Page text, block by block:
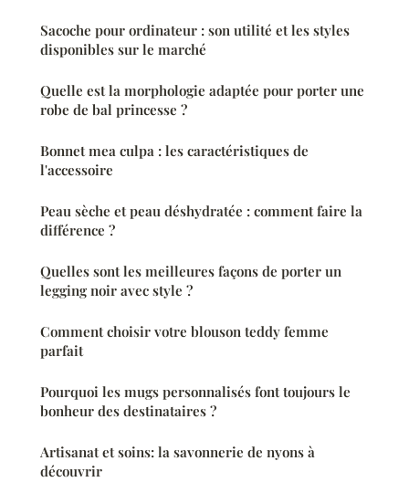
Sacoche pour ordinateur : son utilité et les styles
disponibles sur le marché
Quelle est la morphologie adaptée pour porter une
robe de bal princesse ?
Bonnet mea culpa : les caractéristiques de
l'accessoire
Peau sèche et peau déshydratée : comment faire la
différence ?
Quelles sont les meilleures façons de porter un
legging noir avec style ?
Comment choisir votre blouson teddy femme
parfait
Pourquoi les mugs personnalisés font toujours le
bonheur des destinataires ?
Artisanat et soins: la savonnerie de nyons à
découvrir